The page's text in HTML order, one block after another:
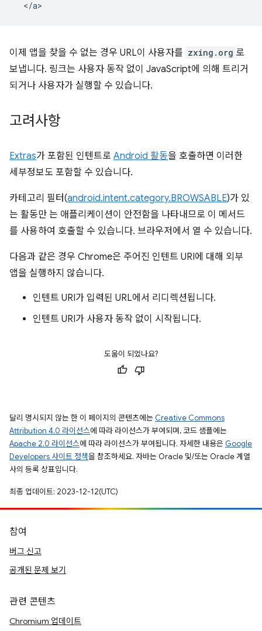
이제 앱을 찾을 수 없는 경우 URL이 사용자를 zxing.org 로
보냅니다. 링크는 사용자 동작 없이 JavaScript에 의해 트리거
되거나 사용자가 실행할 수 있습니다.
고려사항
Extras가 포함된 인텐트로 Android 활동을 호출하면 이러한
세부정보도 포함할 수 있습니다.
카테고리 필터(android.intent.category.BROWSABLE)가 있
는 활동만 는 애플리케이션이 안전함을 나타내므로 이 메서드
를 사용하여 호출할 수 있습니다. 브라우저에서 열 수 있습니다.
다음과 같은 경우 Chrome은 주어진 인텐트 URI에 대해 외부
앱을 실행하지 않습니다.
인텐트 URI가 입력된 URL에서 리디렉션됩니다.
인텐트 URI가 사용자 동작 없이 시작됩니다.
도움이 되었나요?
달리 명시되지 않는 한 이 페이지의 콘텐츠에는 Creative Commons
Attribution 4.0 라이선스에 따라 라이선스가 부여되며, 코드 샘플에는
Apache 2.0 라이선스에 따라 라이선스가 부여됩니다. 자세한 내용은 Google
Developers 사이트 정책을 참조하세요. 자바는 Oracle 및/또는 Oracle 계열
사의 등록 상표입니다.
최종 업데이트: 2023-12-12(UTC)
참여
버그 신고
공개된 문제 보기
관련 콘텐츠
Chromium 업데이트